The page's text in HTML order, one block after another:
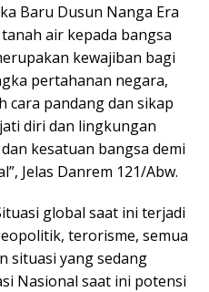
Baru Dusun Nanga Era
air kepada bangsa
kewajiban bagi
pertahanan negara,
cara pandang dan sikap
diri dan lingkungan
kesatuan bangsa demi
Jelas Danrem 121/Abw.
global saat ini terjadi
terorisme, semua
situasi yang sedang
Nasional saat ini potensi